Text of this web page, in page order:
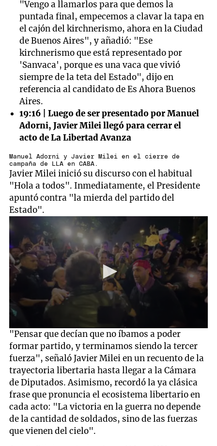
"Vengo a llamarlos para que demos la
puntada final, empecemos a clavar la tapa en
el cajón del kirchnerismo, ahora en la Ciudad
de Buenos Aires", y añadió: "Ese
kirchnerismo que está representado por
'Sanvaca', porque es una vaca que vivió
siempre de la teta del Estado", dijo en
referencia al candidato de Es Ahora Buenos
Aires.
19:16 | Luego de ser presentado por Manuel
Adorni, Javier Milei llegó para cerrar el
acto de La Libertad Avanza
Manuel Adorni y Javier Milei en el cierre de
campaña de LLA en CABA.
Javier Milei inició su discurso con el habitual
"Hola a todos". Inmediatamente, el Presidente
apuntó contra "la mierda del partido del
Estado".
0
seconds
of
59
seconds
"Pensar que decían que no íbamos a poder
formar partido, y terminamos siendo la tercer
fuerza", señaló Javier Milei en un recuento de la
trayectoria libertaria hasta llegar a la Cámara
de Diputados. Asimismo, recordó la ya clásica
frase que pronuncia el ecosistema libertario en
cada acto: "La victoria en la guerra no depende
de la cantidad de soldados, sino de las fuerzas
que vienen del cielo".